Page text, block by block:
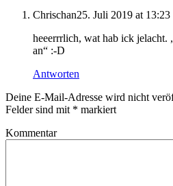
Chrischan25. Juli 2019 at 13:23
heeerrrlich, wat hab ick jelacht.
an“ :-D
Antworten
Deine E-Mail-Adresse wird nicht
Felder sind mit * markiert
Kommentar